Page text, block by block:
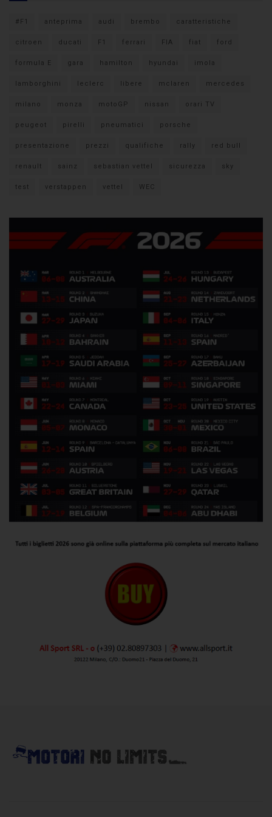
#F1 anteprima audi brembo caratteristiche
citroen ducati F1 ferrari FIA fiat ford
formula E gara hamilton hyundai imola
lamborghini leclerc libere mclaren mercedes
milano monza motoGP nissan orari TV
peugeot pirelli pneumatici porsche
presentazione prezzi qualifiche rally red bull
renault sainz sebastian vettel sicurezza sky
test verstappen vettel WEC